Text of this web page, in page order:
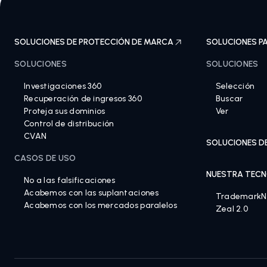
SOLUCIONES DE PROTECCIÓN DE MARCA
SOLUCIONES
Investigaciones 360
Recuperación de ingresos 360
Proteja sus dominios
Control de distribución
CVAN
CASOS DE USO
No a las falsificaciones
Acabemos con las suplantaciones
Acabemos con los mercados paralelos
SOLUCIONES
SOLUCIONES
Selección
Buscar
Ver
SOLUCIONES
NUESTRA
Zeal 2.0